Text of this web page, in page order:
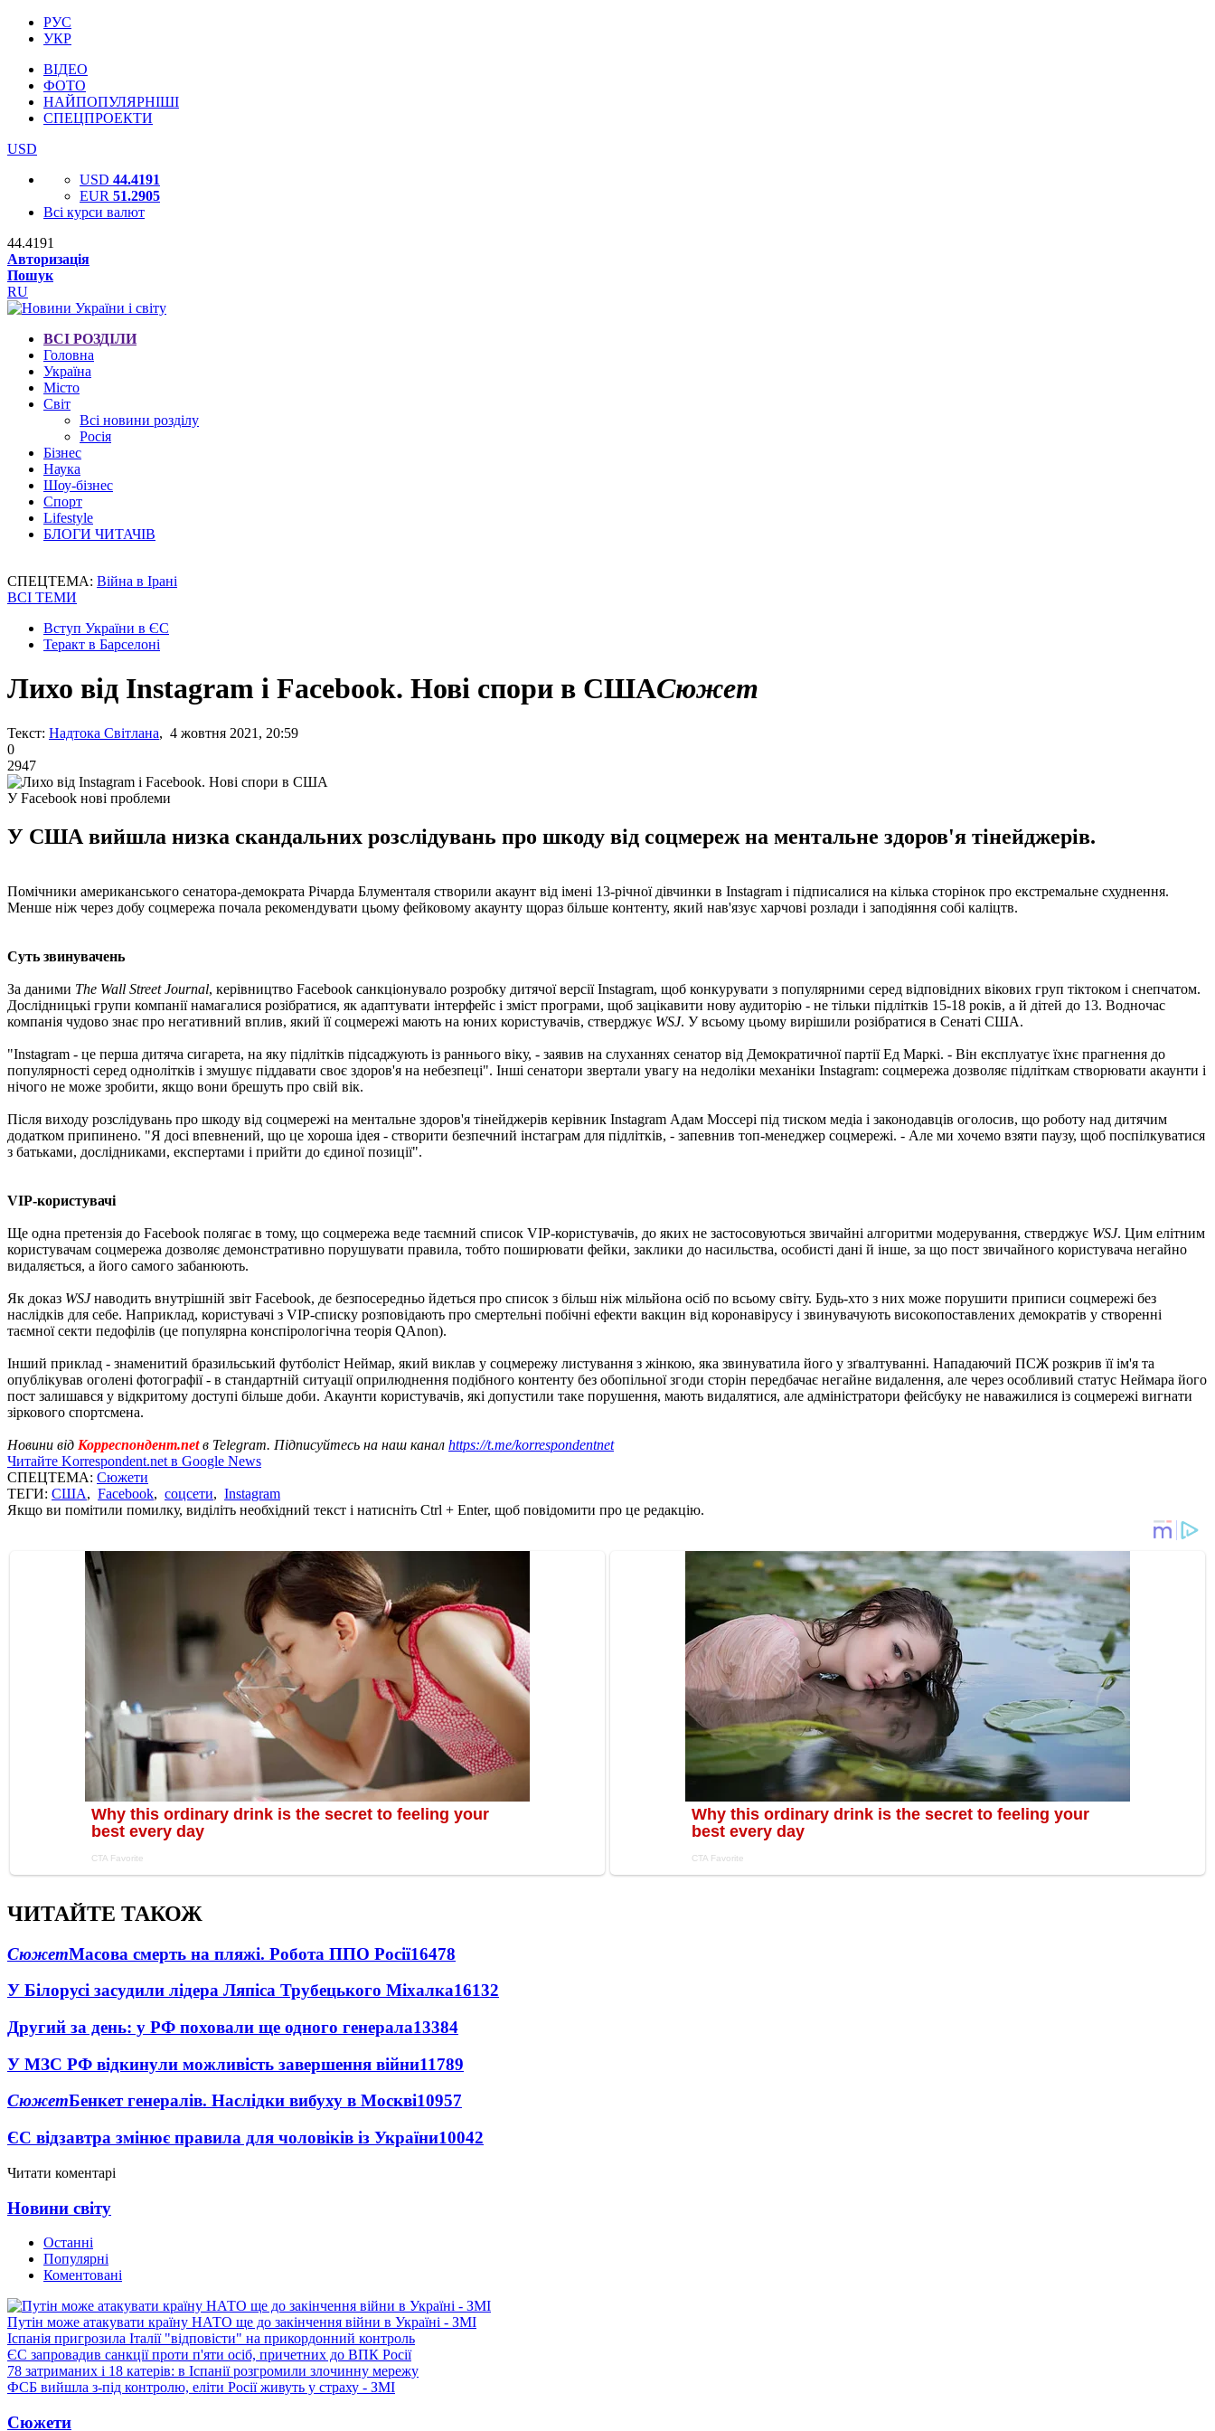
РУС
УКР
ВІДЕО
ФОТО
НАЙПОПУЛЯРНІШІ
СПЕЦПРОЕКТИ
USD
USD 44.4191
EUR 51.2905
Всі курси валют
44.4191
Авторизація
Пошук
RU
ВСІ РОЗДІЛИ
Головна
Україна
Місто
Світ
Всі новини розділу
Росія
Бізнес
Наука
Шоу-бізнес
Спорт
Lifestyle
БЛОГИ ЧИТАЧІВ
СПЕЦТЕМА: Війна в Ірані
ВСІ ТЕМИ
Вступ України в ЄС
Теракт в Барселоні
Лихо від Instagram і Facebook. Нові спори в СШАСюжет
Текст: Надтока Світлана, 4 жовтня 2021, 20:59
0
2947
У Facebook нові проблеми
У США вийшла низка скандальних розслідувань про шкоду від соцмереж на ментальне здоров'я тінейджерів.
Помічники американського сенатора-демократа Річарда Блументаля створили акаунт від імені 13-річної дівчинки в Instagram і підписалися на кілька сторінок про екстремальне схуднення.
Менше ніж через добу соцмережа почала рекомендувати цьому фейковому акаунту щораз більше контенту, який нав'язує харчові розлади і заподіяння собі каліцтв.
Суть звинувачень
За даними The Wall Street Journal, керівництво Facebook санкціонувало розробку дитячої версії Instagram, щоб конкурувати з популярними серед відповідних вікових груп тіктоком і снепчатом.
Дослідницькі групи компанії намагалися розібратися, як адаптувати інтерфейс і зміст програми, щоб зацікавити нову аудиторію - не тільки підлітків 15-18 років, а й дітей до 13. Водночас
компанія чудово знає про негативний вплив, який її соцмережі мають на юних користувачів, стверджує WSJ. У всьому цьому вирішили розібратися в Сенаті США.
"Instagram - це перша дитяча сигарета, на яку підлітків підсаджують із раннього віку, - заявив на слуханнях сенатор від Демократичної партії Ед Маркі. - Він експлуатує їхнє прагнення до
популярності серед однолітків і змушує піддавати своє здоров'я на небезпеці". Інші сенатори звертали увагу на недоліки механіки Instagram: соцмережа дозволяє підліткам створювати акаунти і
нічого не може зробити, якщо вони брешуть про свій вік.
Після виходу розслідувань про шкоду від соцмережі на ментальне здоров'я тінейджерів керівник Instagram Адам Моссері під тиском медіа і законодавців оголосив, що роботу над дитячим
додатком припинено. "Я досі впевнений, що це хороша ідея - створити безпечний інстаграм для підлітків, - запевнив топ-менеджер соцмережі. - Але ми хочемо взяти паузу, щоб поспілкуватися
з батьками, дослідниками, експертами і прийти до єдиної позиції".
VIP-користувачі
Ще одна претензія до Facebook полягає в тому, що соцмережа веде таємний список VIP-користувачів, до яких не застосовуються звичайні алгоритми модерування, стверджує WSJ. Цим елітним
користувачам соцмережа дозволяє демонстративно порушувати правила, тобто поширювати фейки, заклики до насильства, особисті дані й інше, за що пост звичайного користувача негайно
видаляється, а його самого забанюють.
Як доказ WSJнаводить внутрішній звіт Facebook, де безпосередньо йдеться про список з більш ніж мільйона осіб по всьому світу. Будь-хто з них може порушити приписи соцмережі без
наслідків для себе. Наприклад, користувачі з VIP-списку розповідають про смертельні побічні ефекти вакцин від коронавірусу і звинувачують високопоставлених демократів у створенні
таємної секти педофілів (це популярна конспірологічна теорія QAnon).
Інший приклад - знаменитий бразильський футболіст Неймар, який виклав у соцмережу листування з жінкою, яка звинуватила його у зґвалтуванні. Нападаючий ПСЖ розкрив її ім'я та
опублікував оголені фотографії - в стандартній ситуації оприлюднення подібного контенту без обопільної згоди сторін передбачає негайне видалення, але через особливий статус Неймара його
пост залишався у відкритому доступі більше доби. Акаунти користувачів, які допустили таке порушення, мають видалятися, але адміністратори фейсбуку не наважилися із соцмережі вигнати
зіркового спортсмена.
Новини від Корреспондент.netв Telegram. Підписуйтесь на наш канал https://t.me/korrespondentnet
Читайте Korrespondent.net в Google News
СПЕЦТЕМА: Сюжети
ТЕГИ: США, Facebook, соцсети, Instagram
Якщо ви помітили помилку, виділіть необхідний текст і натисніть Ctrl + Enter, щоб повідомити про це редакцію.
ЧИТАЙТЕ ТАКОЖ
СюжетМасова смерть на пляжі. Робота ППО Росії16478
У Білорусі засудили лідера Ляпіса Трубецького Міхалка16132
Другий за день: у РФ поховали ще одного генерала13384
У МЗС РФ відкинули можливість завершення війни11789
СюжетБенкет генералів. Наслідки вибуху в Москві10957
ЄС відзавтра змінює правила для чоловіків із України10042
Читати коментарі
Новини світу
Останні
Популярні
Коментовані
Путін може атакувати країну НАТО ще до закінчення війни в Україні - ЗМІ
Іспанія пригрозила Італії "відповісти" на прикордонний контроль
ЄС запровадив санкції проти п'яти осіб, причетних до ВПК Росії
78 затриманих і 18 катерів: в Іспанії розгромили злочинну мережу
ФСБ вийшла з-під контролю, еліти Росії живуть у страху - ЗМІ
Сюжети